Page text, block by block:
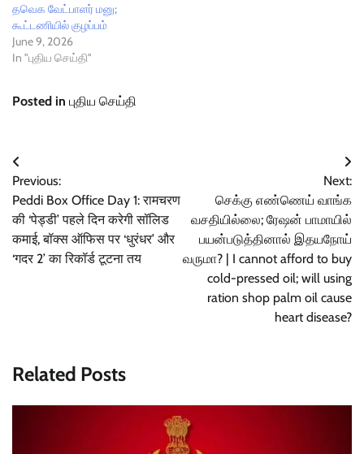
தவெக வேட்பாளர் மனு;
கூட்டணியில் குழப்பம்
June 9, 2026
In "புதிய செய்தி"
Posted in புதிய செய்தி
Post
navigation
Previous:
Peddi Box Office Day 1: रामचरण
की ‘पेड्डी’ पहले दिन करेगी सॉलिड
कमाई, बॉक्स ऑफिस पर ‘धुरंधर’ और
‘गदर 2’ का रिकॉर्ड टूटना तय
Next:
செக்கு எண்ணெய் வாங்க
வசதியில்லை; ரேஷன் பாமாயில்
பயன்படுத்தினால் இதயநோய்
வருமா? | I cannot afford to buy
cold-pressed oil; will using
ration shop palm oil cause
heart disease?
Related Posts